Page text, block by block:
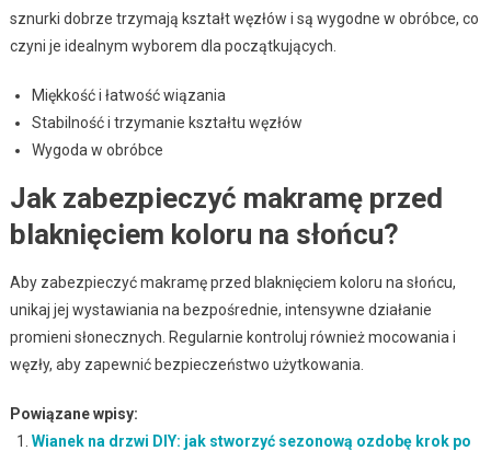
sznurki dobrze trzymają kształt węzłów i są wygodne w obróbce, co
czyni je idealnym wyborem dla początkujących.
Miękkość i łatwość wiązania
Stabilność i trzymanie kształtu węzłów
Wygoda w obróbce
Jak zabezpieczyć makramę przed
blaknięciem koloru na słońcu?
Aby zabezpieczyć makramę przed blaknięciem koloru na słońcu,
unikaj jej wystawiania na bezpośrednie, intensywne działanie
promieni słonecznych. Regularnie kontroluj również mocowania i
węzły, aby zapewnić bezpieczeństwo użytkowania.
Powiązane wpisy:
Wianek na drzwi DIY: jak stworzyć sezonową ozdobę krok po